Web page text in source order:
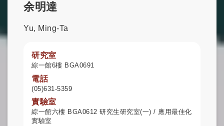
余明達
Yu, Ming-Ta
研究室
綜一館6樓 BGA0691
電話
(05)631-5359
實驗室
綜一館六樓 BGA0612 研究生研究室(一) / 應用最佳化
實驗室